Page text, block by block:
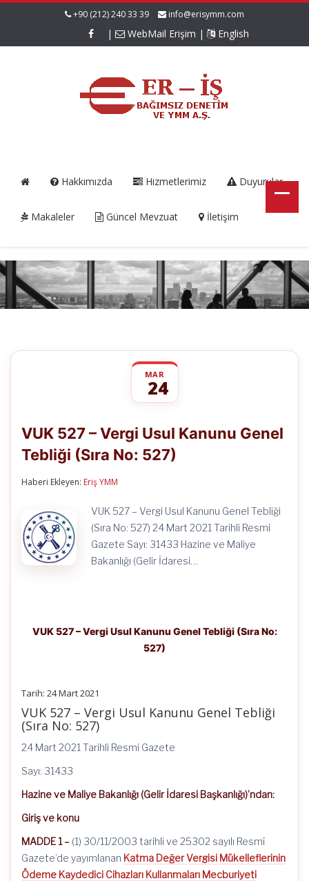
+90 (212) 240 33 39 info@erisymm.com
| WebMail Erişim | English
Hakkımızda Hizmetlerimiz Duyurular
Makaleler Güncel Mevzuat İletişim
MAR
24
–
Vergi
Usul
No:
527)
VUK 527 – Vergi Usul Kanunu Genel
Tebliği (Sıra No: 527)
Haberi Ekleyen: Eriş YMM
VUK 527 – Vergi Usul Kanunu Genel Tebliği
(Sıra No: 527) 24 Mart 2021 Tarihli Resmi
Gazete Sayı: 31433 Hazine ve Maliye
Bakanlığı (Gelir İdaresi…
VUK 527 – Vergi Usul Kanunu Genel Tebliği (Sıra No:
527)
Tarih: 24 Mart 2021
VUK 527 – Vergi Usul Kanunu Genel Tebliği
(Sıra No: 527)
24 Mart 2021 Tarihli Resmi Gazete
Sayı: 31433
Hazine ve Maliye Bakanlığı (Gelir İdaresi Başkanlığı)’ndan:
Giriş ve konu
MADDE 1 – (1) 30/11/2003 tarihli ve 25302 sayılı Resmî
Gazete’de yayımlanan Katma Değer Vergisi Mükelleflerinin
Ödeme Kaydedici Cihazları Kullanmaları Mecburiyeti